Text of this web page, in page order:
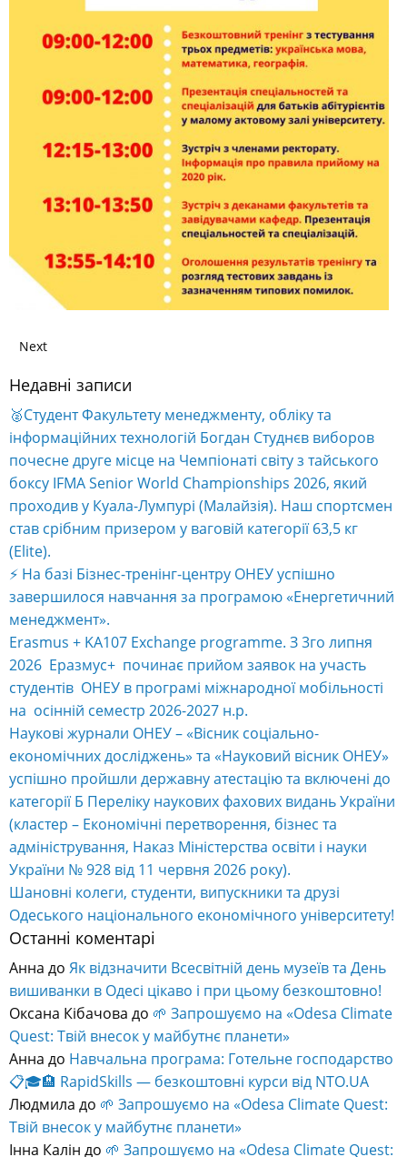
Next
Недавні записи
🥈Студент Факультету менеджменту, обліку та
інформаційних технологій Богдан Студнєв виборов
почесне друге місце на Чемпіонаті світу з тайського
боксу IFMA Senior World Championships 2026, який
проходив у Куала-Лумпурі (Малайзія). Наш спортсмен
став срібним призером у ваговій категорії 63,5 кг
(Elite).
⚡️ На базі Бізнес-тренінг-центру ОНЕУ успішно
завершилося навчання за програмою «Енергетичний
менеджмент».
Erasmus + KA107 Exchange programme. З 3го липня
2026 Еразмус+ починає прийом заявок на участь
студентів ОНЕУ в програмі міжнародної мобільності
на осінній семестр 2026-2027 н.р.
Наукові журнали ОНЕУ – «Вісник соціально-
економічних досліджень» та «Науковий вісник ОНЕУ»
успішно пройшли державну атестацію та включені до
категорії Б Переліку наукових фахових видань України
(кластер – Економічні перетворення, бізнес та
адміністрування, Наказ Міністерства освіти і науки
України № 928 від 11 червня 2026 року).
Шановні колеги, студенти, випускники та друзі
Одеського національного економічного університету!
Останні коментарі
Анна до Як відзначити Всесвітній день музеїв та День
вишиванки в Одесі цікаво і при цьому безкоштовно!
Оксана Кібачова до 🌱 Запрошуємо на «Odesa Climate
Quest: Твій внесок у майбутнє планети»
Анна до Навчальна програма: Готельне господарство
📋🎓🏨 RapidSkills — безкоштовні курси від NTO.UA
Людмила до 🌱 Запрошуємо на «Odesa Climate Quest:
Твій внесок у майбутнє планети»
Інна Калін до 🌱 Запрошуємо на «Odesa Climate Quest: